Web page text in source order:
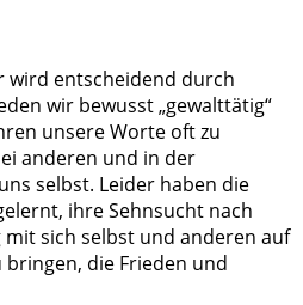
wird entscheidend durch
wir bewusst „gewalttätig“
unsere Worte oft zu
anderen und in der
selbst. Leider haben die
ihre Sehnsucht nach
sich selbst und anderen auf
bringen, die Frieden und